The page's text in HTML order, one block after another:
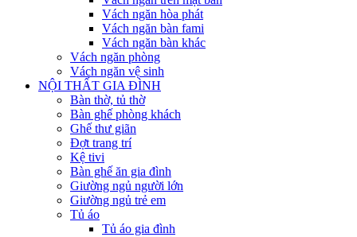
Vách ngăn hòa phát
Vách ngăn bàn fami
Vách ngăn bàn khác
Vách ngăn phòng
Vách ngăn vệ sinh
NỘI THẤT GIA ĐÌNH
Bàn thờ, tủ thờ
Bàn ghế phòng khách
Ghế thư giãn
Đợt trang trí
Kệ tivi
Bàn ghế ăn gia đình
Giường ngủ người lớn
Giường ngủ trẻ em
Tủ áo
Tủ áo gia đình